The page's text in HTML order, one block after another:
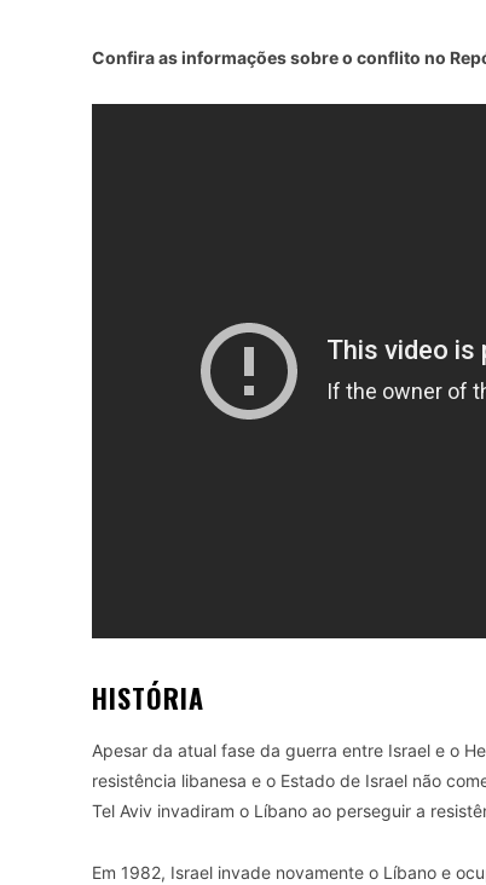
Confira as informações sobre o conflito no
HISTÓRIA
Apesar da atual fase da guerra entre Israel e o
resistência libanesa e o Estado de Israel não
Tel Aviv invadiram o Líbano ao perseguir a
Em 1982, Israel invade novamente o Líbano e